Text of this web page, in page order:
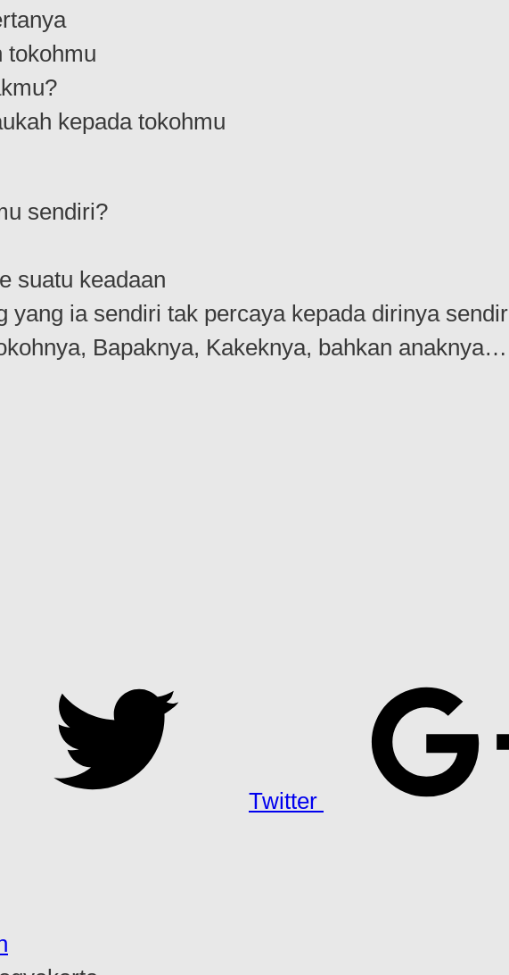
tokohmu
kepada tokohmu
sendiri?
suatu keadaan
ia sendiri tak percaya kepada dirinya
Bapaknya, Kakeknya, bahkan anaknya…
Twitter